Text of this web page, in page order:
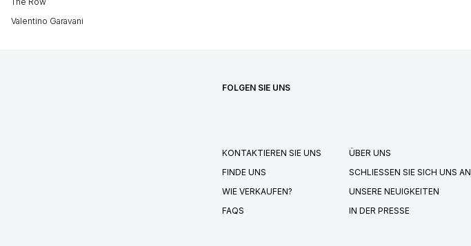
Valentino Garavani
FOLGEN SIE UNS
KONTAKTIEREN SIE UNS
FINDE UNS
WIE VERKAUFEN?
FAQS
ÜBER UNS
SCHLIESSEN SIE SICH UNS AN!
UNSERE NEUIGKEITEN
IN DER PRESSE